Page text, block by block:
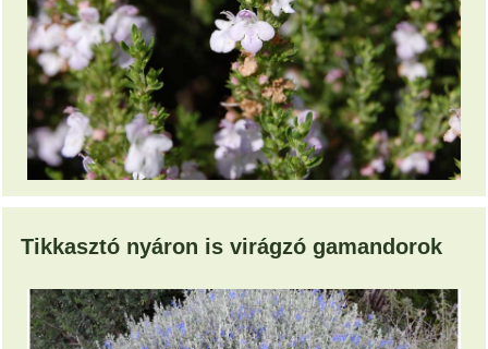
Tikkasztó nyáron is virágzó gamandorok